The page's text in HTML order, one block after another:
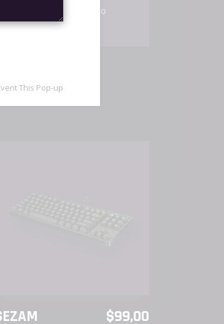
This Pop-up
assueverit, quo aeterno
AÑADIR AL CARRITO
$99,00